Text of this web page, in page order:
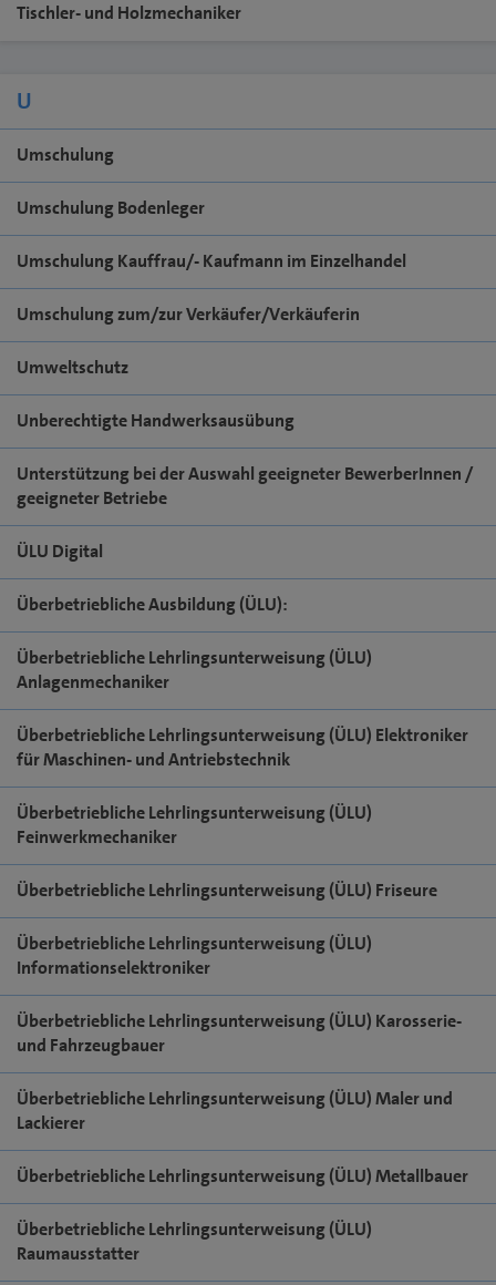
Tischler- und Holzmechaniker
U
Umschulung
Umschulung Bodenleger
Umschulung Kauffrau/- Kaufmann im Einzelhandel
Umschulung zum/zur Verkäufer/Verkäuferin
Umweltschutz
Unberechtigte Handwerksausübung
Unterstützung bei der Auswahl geeigneter BewerberInnen /
geeigneter Betriebe
ÜLU Digital
Überbetriebliche Ausbildung (ÜLU):
Überbetriebliche Lehrlingsunterweisung (ÜLU)
Anlagenmechaniker
Überbetriebliche Lehrlingsunterweisung (ÜLU) Elektroniker
für Maschinen- und Antriebstechnik
Überbetriebliche Lehrlingsunterweisung (ÜLU)
Feinwerkmechaniker
Überbetriebliche Lehrlingsunterweisung (ÜLU) Friseure
Überbetriebliche Lehrlingsunterweisung (ÜLU)
Informationselektroniker
Überbetriebliche Lehrlingsunterweisung (ÜLU) Karosserie-
und Fahrzeugbauer
Überbetriebliche Lehrlingsunterweisung (ÜLU) Maler und
Lackierer
Überbetriebliche Lehrlingsunterweisung (ÜLU) Metallbauer
Überbetriebliche Lehrlingsunterweisung (ÜLU)
Raumausstatter